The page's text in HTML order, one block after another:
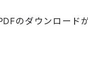
のダウンロード